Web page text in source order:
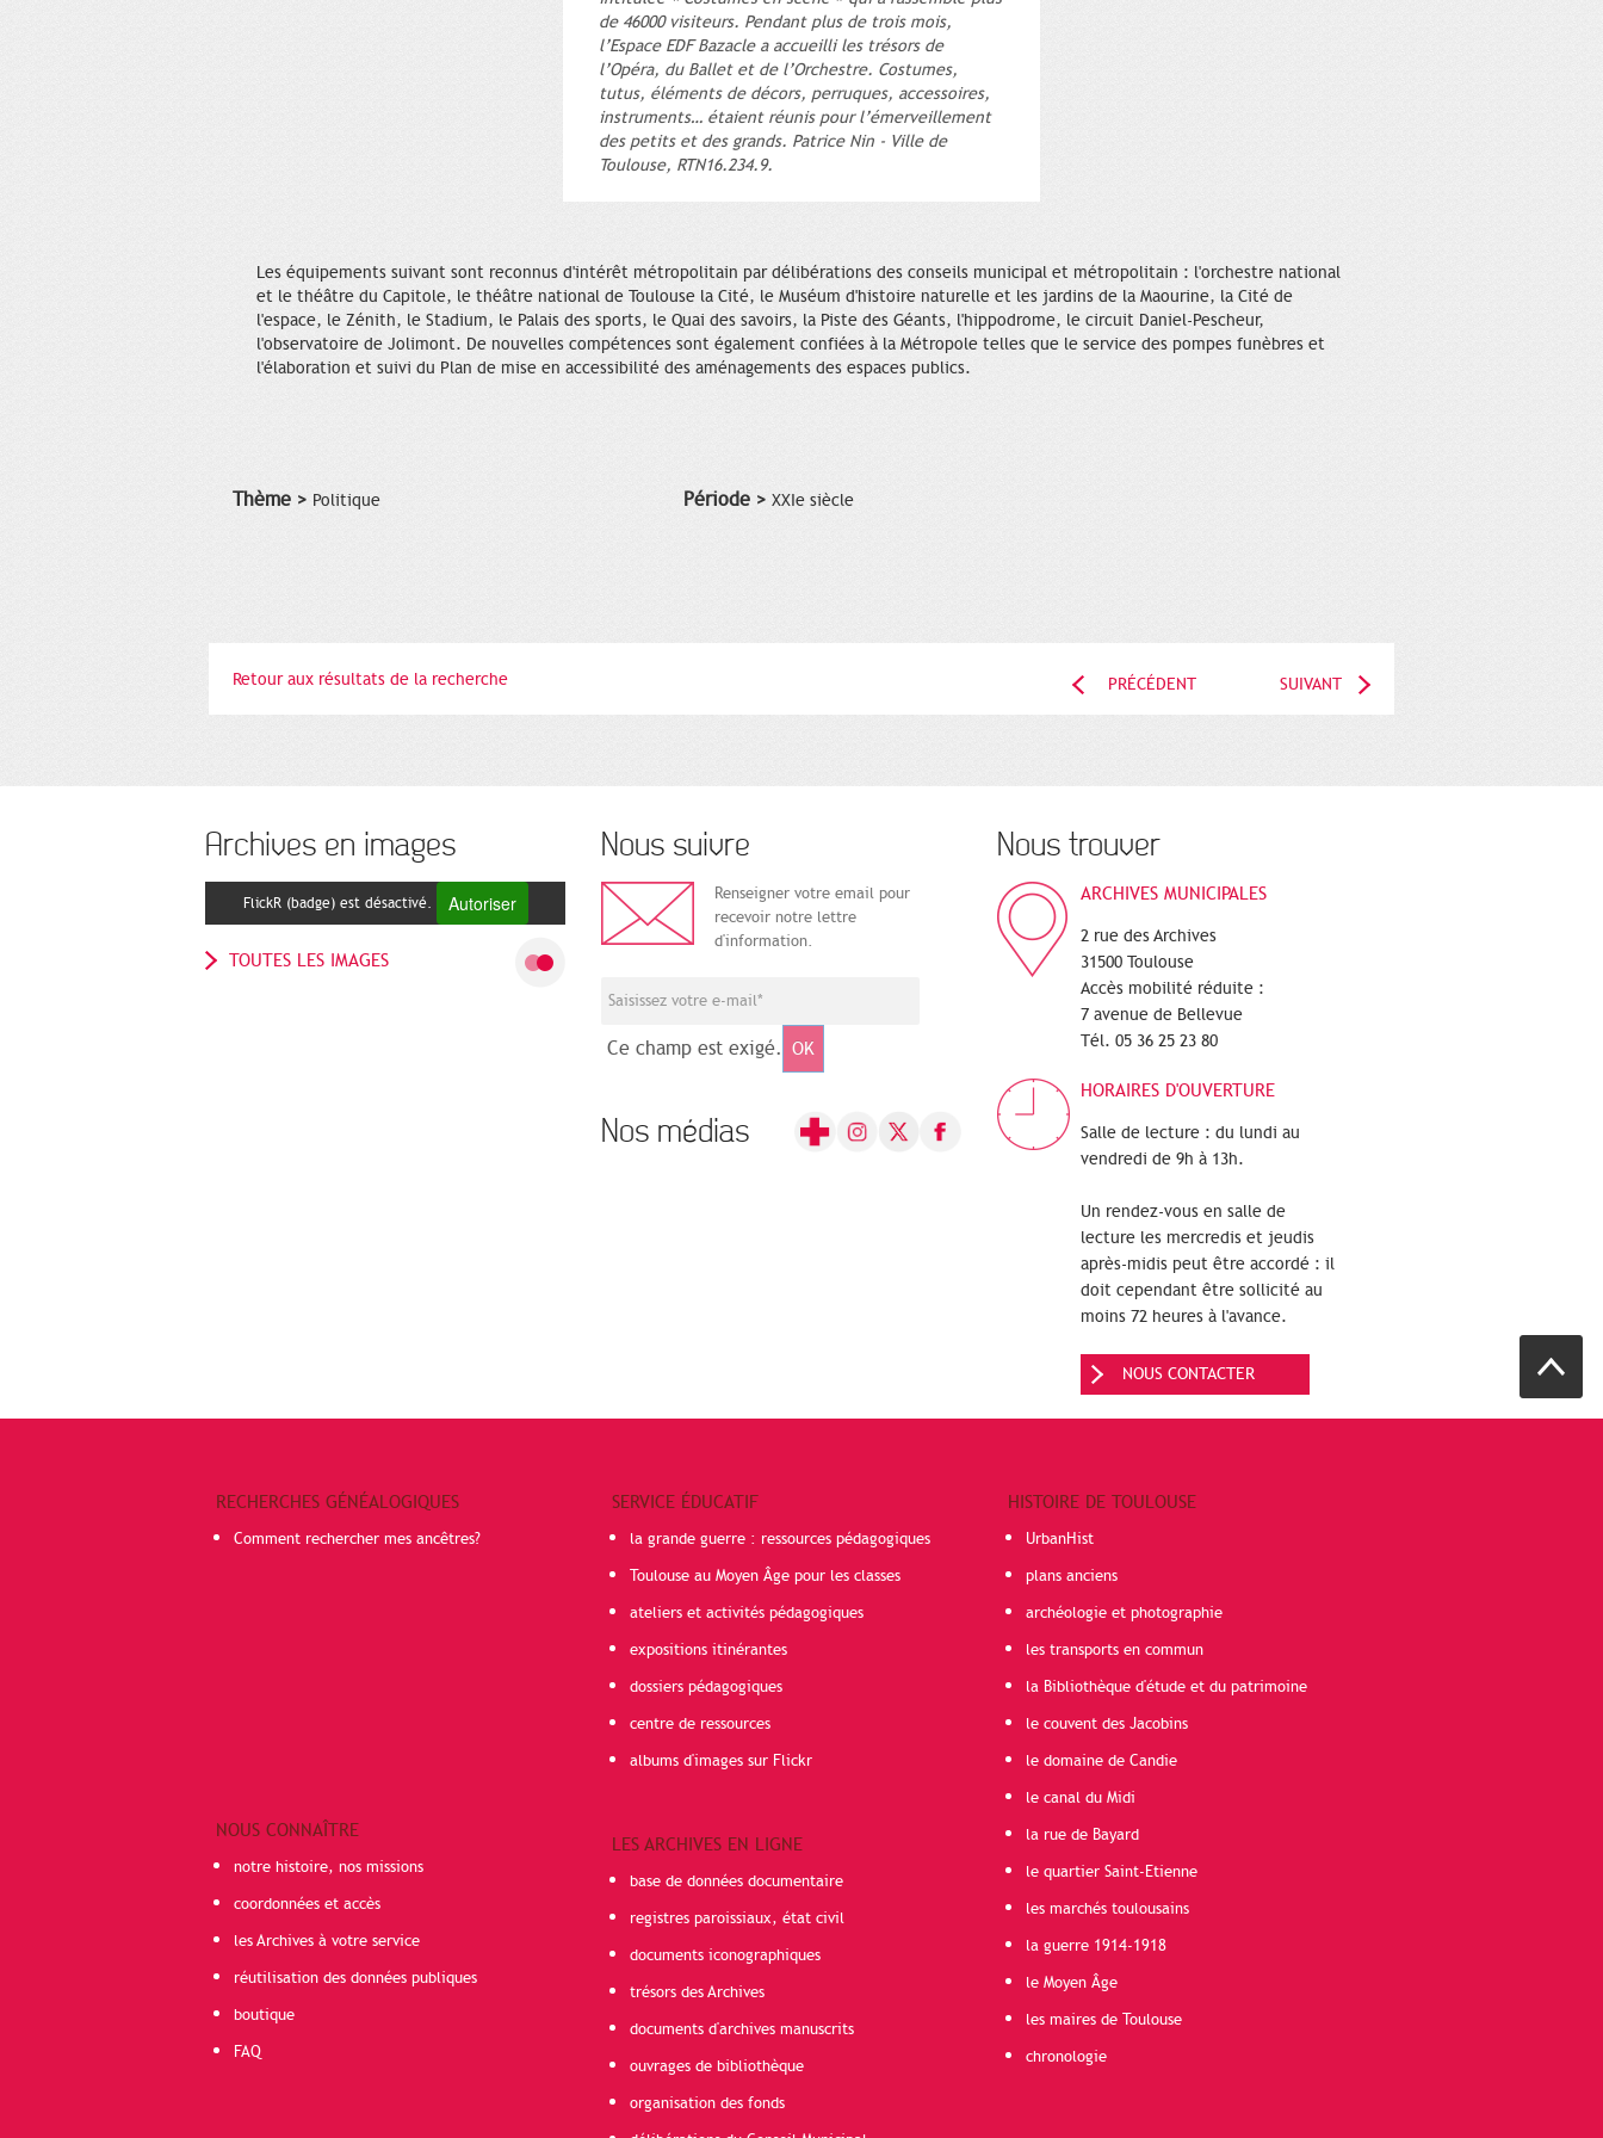
de 46000 visiteurs. Pendant plus de trois mois,
l’Espace EDF Bazacle a accueilli les trésors de
l’Opéra, du Ballet et de l’Orchestre. Costumes,
tutus, éléments de décors, perruques, accessoires,
instruments… étaient réunis pour l’émerveillement
des petits et des grands. Patrice Nin - Ville de
Toulouse, RTN16.234.9.
Les équipements suivant sont reconnus d'intérêt métropolitain par délibérations des conseils municipal et métropolitain : l'orchestre national
et le théâtre du Capitole, le théâtre national de Toulouse la Cité, le Muséum d'histoire naturelle et les jardins de la Maourine, la Cité de
l'espace, le Zénith, le Stadium, le Palais des sports, le Quai des savoirs, la Piste des Géants, l'hippodrome, le circuit Daniel-Pescheur,
l'observatoire de Jolimont. De nouvelles compétences sont également confiées à la Métropole telles que le service des pompes funèbres et
l'élaboration et suivi du Plan de mise en accessibilité des aménagements des espaces publics.
Thème > Politique Période > XXIe siècle
Retour aux résultats de la recherche PRÉCÉDENT SUIVANT
Archives en images
FlickR (badge) est désactivé. Autoriser
TOUTES LES IMAGES
Nous suivre
Renseigner votre email pour
recevoir notre lettre
d'information.
Ce champ est exigé. OK
Nos médias
Nous trouver
ARCHIVES MUNICIPALES
2 rue des Archives
31500 Toulouse
Accès mobilité réduite :
7 avenue de Bellevue
Tél. 05 36 25 23 80
HORAIRES D'OUVERTURE
Salle de lecture : du lundi au
vendredi de 9h à 13h.
Un rendez-vous en salle de
lecture les mercredis et jeudis
après-midis peut être accordé : il
doit cependant être sollicité au
moins 72 heures à l'avance.
NOUS CONTACTER
RECHERCHES GÉNÉALOGIQUES
Comment rechercher mes ancêtres?
NOUS CONNAÎTRE
notre histoire, nos missions
coordonnées et accès
les Archives à votre service
réutilisation des données publiques
boutique
FAQ
SERVICE ÉDUCATIF
la grande guerre : ressources pédagogiques
Toulouse au Moyen Âge pour les classes
ateliers et activités pédagogiques
expositions itinérantes
dossiers pédagogiques
centre de ressources
albums d'images sur Flickr
LES ARCHIVES EN LIGNE
base de données documentaire
registres paroissiaux, état civil
documents iconographiques
trésors des Archives
documents d'archives manuscrits
ouvrages de bibliothèque
organisation des fonds
HISTOIRE DE TOULOUSE
UrbanHist
plans anciens
archéologie et photographie
les transports en commun
la Bibliothèque d'étude et du patrimoine
le couvent des Jacobins
le domaine de Candie
le canal du Midi
la rue de Bayard
le quartier Saint-Etienne
les marchés toulousains
la guerre 1914-1918
le Moyen Âge
les maires de Toulouse
chronologie